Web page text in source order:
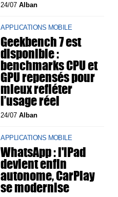
24/07Alban
APPLICATIONS MOBILE
Geekbench 7 est
disponible :
benchmarks CPU et
GPU repensés pour
mieux refléter
l’usage réel
24/07Alban
APPLICATIONS MOBILE
WhatsApp : l'iPad
devient enfin
autonome, CarPlay
se modernise